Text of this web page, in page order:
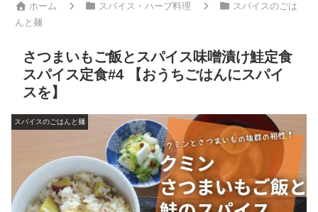
ホーム スパイス・ハーブ料理
スパイスのごは
んと麺
さつまいもご飯とスパイス味噌漬け鮭定食
スパイス定食#4 【おうちごはんにスパイ
スを】
スパイスのごはんと麺